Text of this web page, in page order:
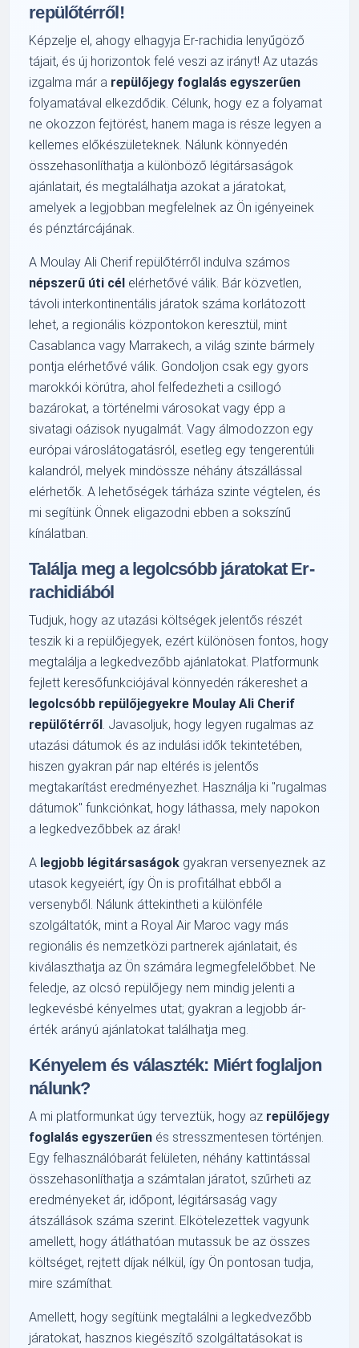
repülőtérről!
Képzelje el, ahogy elhagyja Er-rachidia lenyűgöző
tájait, és új horizontok felé veszi az irányt! Az utazás
izgalma már a repülőjegy foglalás egyszerűen
folyamatával elkezdődik. Célunk, hogy ez a folyamat
ne okozzon fejtörést, hanem maga is része legyen a
kellemes előkészületeknek. Nálunk könnyedén
összehasonlíthatja a különböző légitársaságok
ajánlatait, és megtalálhatja azokat a járatokat,
amelyek a legjobban megfelelnek az Ön igényeinek
és pénztárcájának.
A Moulay Ali Cherif repülőtérről indulva számos
népszerű úti cél elérhetővé válik. Bár közvetlen,
távoli interkontinentális járatok száma korlátozott
lehet, a regionális központokon keresztül, mint
Casablanca vagy Marrakech, a világ szinte bármely
pontja elérhetővé válik. Gondoljon csak egy gyors
marokkói körútra, ahol felfedezheti a csillogó
bazárokat, a történelmi városokat vagy épp a
sivatagi oázisok nyugalmát. Vagy álmodozzon egy
európai városlátogatásról, esetleg egy tengerentúli
kalandról, melyek mindössze néhány átszállással
elérhetők. A lehetőségek tárháza szinte végtelen, és
mi segítünk Önnek eligazodni ebben a sokszínű
kínálatban.
Találja meg a legolcsóbb járatokat Er-
rachidiából
Tudjuk, hogy az utazási költségek jelentős részét
teszik ki a repülőjegyek, ezért különösen fontos, hogy
megtalálja a legkedvezőbb ajánlatokat. Platformunk
fejlett keresőfunkciójával könnyedén rákereshet a
legolcsóbb repülőjegyekre Moulay Ali Cherif
repülőtérről . Javasoljuk, hogy legyen rugalmas az
utazási dátumok és az indulási idők tekintetében,
hiszen gyakran pár nap eltérés is jelentős
megtakarítást eredményezhet. Használja ki "rugalmas
dátumok" funkciónkat, hogy láthassa, mely napokon
a legkedvezőbbek az árak!
A legjobb légitársaságok gyakran versenyeznek az
utasok kegyeiért, így Ön is profitálhat ebből a
versenyből. Nálunk áttekintheti a különféle
szolgáltatók, mint a Royal Air Maroc vagy más
regionális és nemzetközi partnerek ajánlatait, és
kiválaszthatja az Ön számára legmegfelelőbbet. Ne
feledje, az olcsó repülőjegy nem mindig jelenti a
legkevésbé kényelmes utat; gyakran a legjobb ár-
érték arányú ajánlatokat találhatja meg.
Kényelem és választék: Miért foglaljon
nálunk?
A mi platformunkat úgy terveztük, hogy az repülőjegy
foglalás egyszerűen és stresszmentesen történjen.
Egy felhasználóbarát felületen, néhány kattintással
összehasonlíthatja a számtalan járatot, szűrheti az
eredményeket ár, időpont, légitársaság vagy
átszállások száma szerint. Elkötelezettek vagyunk
amellett, hogy átláthatóan mutassuk be az összes
költséget, rejtett díjak nélkül, így Ön pontosan tudja,
mire számíthat.
Amellett, hogy segítünk megtalálni a legkedvezőbb
járatokat, hasznos kiegészítő szolgáltatásokat is